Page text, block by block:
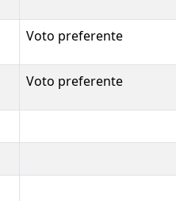
Voto preferente
Voto preferente